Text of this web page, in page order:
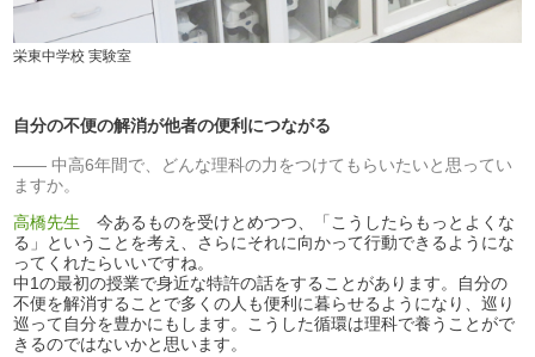
栄東中学校 実験室
自分の不便の解消が他者の便利につながる
中高6年間で、どんな理科の力をつけてもらいたいと思ってい
ますか。
高橋先生 今あるものを受けとめつつ、「こうしたらもっとよくな
る」ということを考え、さらにそれに向かって行動できるようにな
ってくれたらいいですね。
中1の最初の授業で身近な特許の話をすることがあります。自分の
不便を解消することで多くの人も便利に暮らせるようになり、巡り
巡って自分を豊かにもします。こうした循環は理科で養うことがで
きるのではないかと思います。